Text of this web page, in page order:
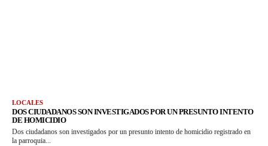
LOCALES
DOS CIUDADANOS SON INVESTIGADOS POR UN PRESUNTO INTENTO
DE HOMICIDIO
Dos ciudadanos son investigados por un presunto intento de homicidio registrado en
la parroquia...